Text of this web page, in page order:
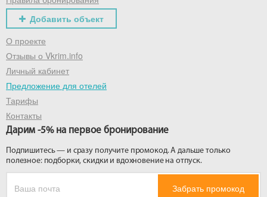
Добавить объект
О проекте
Отзывы о Vkrim.info
Личный кабинет
Предложение для отелей
Тарифы
Контакты
Дарим -5% на первое бронирование
Подпишитесь — и сразу получите промокод. А дальше только
полезное: подборки, скидки и вдохновение на отпуск.
Забрать промокод